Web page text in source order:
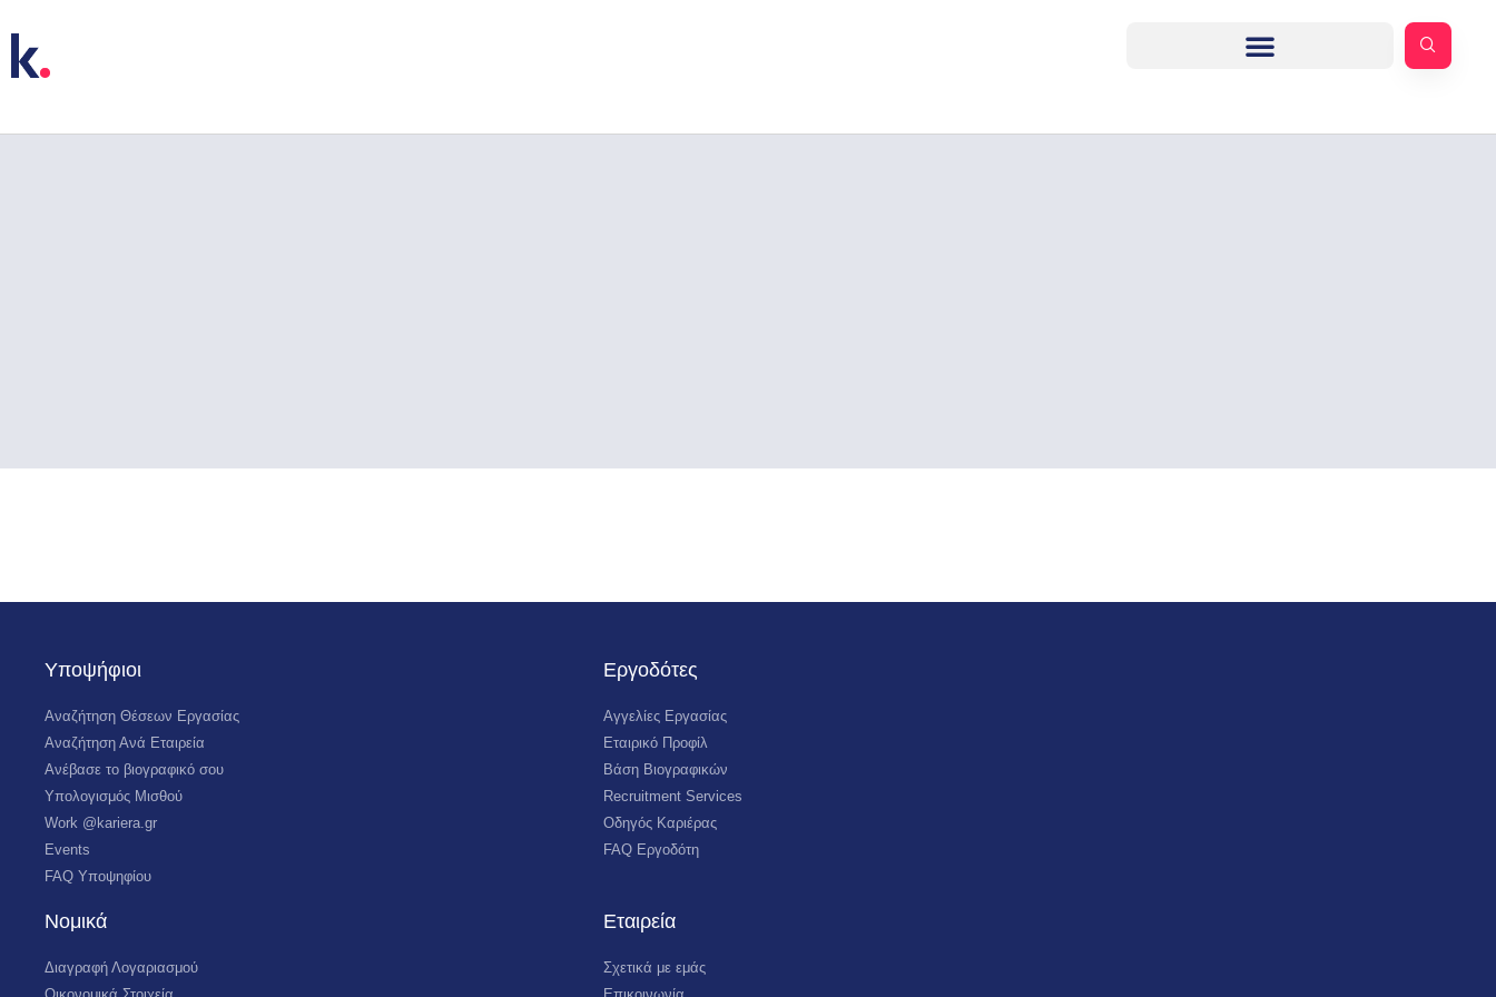
Υποψήφιοι
Αναζήτηση Θέσεων Εργασίας
Αναζήτηση Ανά Εταιρεία
Ανέβασε το βιογραφικό σου
Υπολογισμός Μισθού
Work @kariera.gr
Events
FAQ Υποψηφίου
Εργοδότες
Αγγελίες Εργασίας
Εταιρικό Προφίλ
Βάση Βιογραφικών
Recruitment Services
Οδηγός Καριέρας
FAQ Εργοδότη
Νομικά
Διαγραφή Λογαριασμού
Εταιρεία
Σχετικά με εμάς